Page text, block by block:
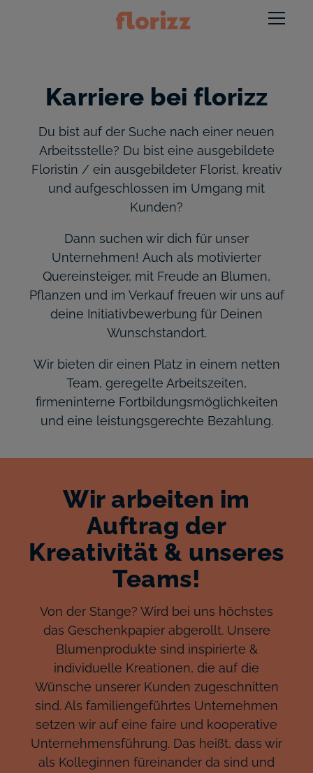
Karriere bei florizz
Du bist auf der Suche nach einer neuen
Arbeitsstelle? Du bist eine ausgebildete
Floristin / ein ausgebildeter Florist, kreativ
und aufgeschlossen im Umgang mit
Kunden?
Dann suchen wir dich für unser
Unternehmen! Auch als motivierter
Quereinsteiger, mit Freude an Blumen,
Pflanzen und im Verkauf freuen wir uns auf
deine Initiativbewerbung für Deinen
Wunschstandort.
Wir bieten dir einen Platz in einem netten
Team, geregelte Arbeitszeiten,
firmeninterne Fortbildungsmöglichkeiten
und eine leistungsgerechte Bezahlung.
Wir arbeiten im
Auftrag der
Kreativität & unseres
Teams!
Von der Stange? Wird bei uns höchstes
das Geschenkpapier abgerollt. Unsere
Blumenprodukte sind inspirierte &
individuelle Kreationen, die auf die
Wünsche unserer Kunden zugeschnitten
sind. Als familiengeführtes Unternehmen
setzen wir auf eine faire und kooperative
Unternehmensführung. Das heißt, dass wir
als Kolleginnen füreinander da sind und